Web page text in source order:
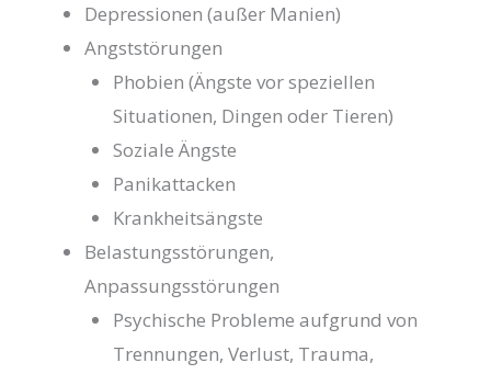
Depressionen (außer Manien)
Angststörungen
Phobien (Ängste vor speziellen
Situationen, Dingen oder Tieren)
Soziale Ängste
Panikattacken
Krankheitsängste
Belastungsstörungen,
Anpassungsstörungen
Psychische Probleme aufgrund von
Trennungen, Verlust, Trauma,